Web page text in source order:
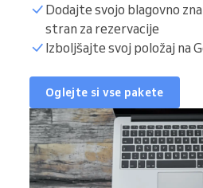
Dodajte svojo blagovno
stran za rezervacije
Izboljšajte svoj položaj na
Oglejte si vse pakete